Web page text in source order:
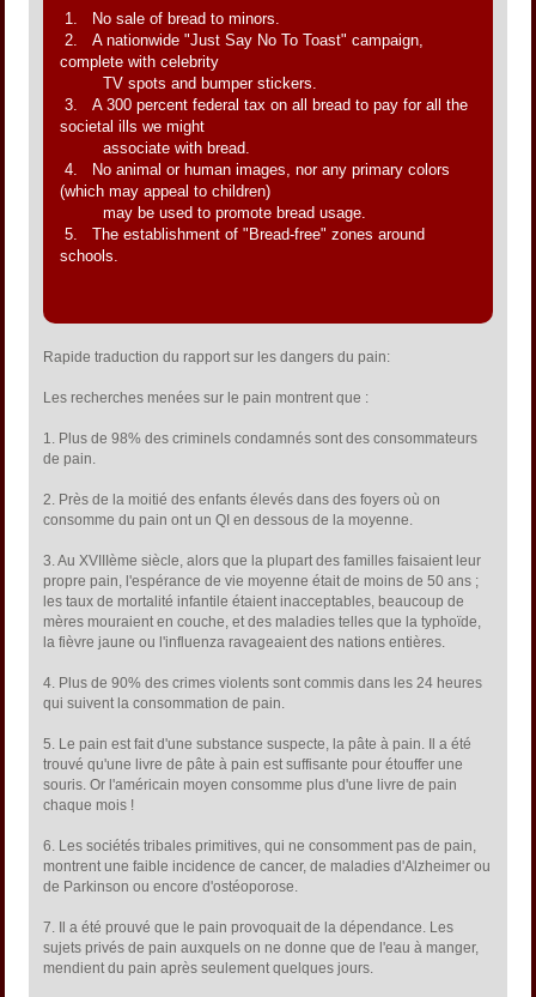
1. No sale of bread to minors.
2. A nationwide "Just Say No To Toast" campaign,
complete with celebrity
TV spots and bumper stickers.
3. A 300 percent federal tax on all bread to pay for all the
societal ills we might
associate with bread.
4. No animal or human images, nor any primary colors
(which may appeal to children)
may be used to promote bread usage.
5. The establishment of "Bread-free" zones around
schools.
Rapide traduction du rapport sur les dangers du pain:
Les recherches menées sur le pain montrent que :
1. Plus de 98% des criminels condamnés sont des consommateurs
de pain.
2. Près de la moitié des enfants élevés dans des foyers où on
consomme du pain ont un QI en dessous de la moyenne.
3. Au XVIIIème siècle, alors que la plupart des familles faisaient leur
propre pain, l'espérance de vie moyenne était de moins de 50 ans ;
les taux de mortalité infantile étaient inacceptables, beaucoup de
mères mouraient en couche, et des maladies telles que la typhoïde,
la fièvre jaune ou l'influenza ravageaient des nations entières.
4. Plus de 90% des crimes violents sont commis dans les 24 heures
qui suivent la consommation de pain.
5. Le pain est fait d'une substance suspecte, la pâte à pain. Il a été
trouvé qu'une livre de pâte à pain est suffisante pour étouffer une
souris. Or l'américain moyen consomme plus d'une livre de pain
chaque mois !
6. Les sociétés tribales primitives, qui ne consomment pas de pain,
montrent une faible incidence de cancer, de maladies d'Alzheimer ou
de Parkinson ou encore d'ostéoporose.
7. Il a été prouvé que le pain provoquait de la dépendance. Les
sujets privés de pain auxquels on ne donne que de l'eau à manger,
mendient du pain après seulement quelques jours.